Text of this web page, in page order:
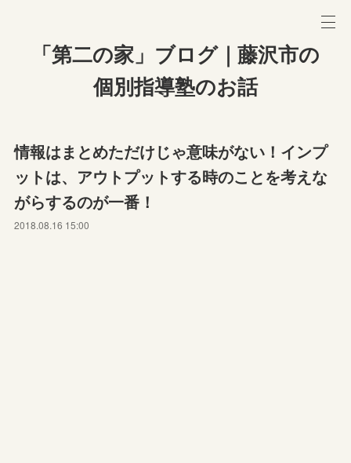
「第二の家」ブログ｜藤沢市の
個別指導塾のお話
情報はまとめただけじゃ意味がない！インプ
ットは、アウトプットする時のことを考えな
がらするのが一番！
2018.08.16 15:00